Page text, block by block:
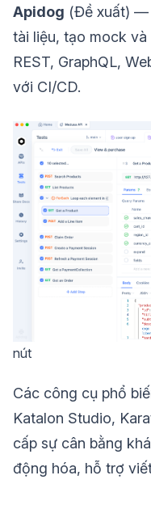
Apidog (Đề xuất) —
tài liệu, tạo mock
REST, GraphQL,
với CI/CD.
nút
Các công cụ phổ
Katalon Studio,
cấp sự cân bằng
động hóa, hỗ trợ